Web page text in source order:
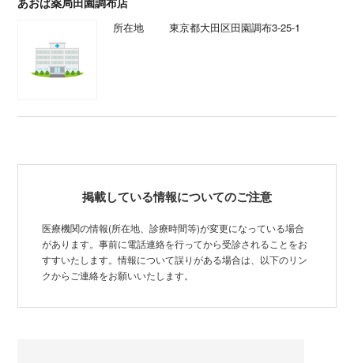
所在地 東京都大田区田園調布3-25-1
掲載している情報についてのご注意
医療機関の情報(所在地、診療時間等)が変更になっている場合
があります。事前に電話連絡を行ってから受診されることをお
すすいたします。情報について誤りがある場合は、以下のリン
クからご連絡をお願いいたします。